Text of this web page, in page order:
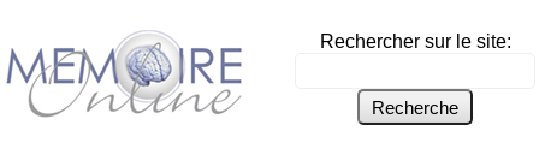
Rechercher sur le site: